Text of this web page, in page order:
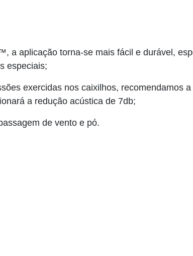
a aplicação torna-se mais fácil e durável,
especiais;
exercidas nos caixilhos, recomendamos
a redução acústica de 7db;
de vento e pó.